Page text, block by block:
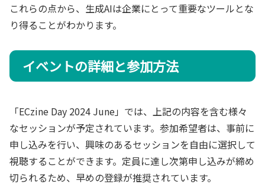
これらの点から、生成AIは企業にとって重要なツールとな
り得ることがわかります。
イベントの詳細と参加方法
「ECzine Day 2024 June」では、上記の内容を含む様々
なセッションが予定されています。参加希望者は、事前に
申し込みを行い、興味のあるセッションを自由に選択して
視聴することができます。定員に達し次第申し込みが締め
切られるため、早めの登録が推奨されています。